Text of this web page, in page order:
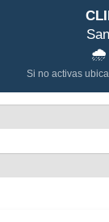
🌧️
Si no activas